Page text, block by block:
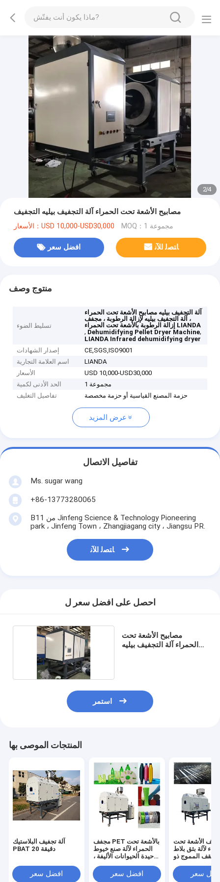
2/4
مصابيح الأشعة تحت الحمراء آلة التجفيف بيليه التجفيف
الأسعار：USD 10,000-USD30,000 MOQ：1 مجموعة
افضل سعر ﺎﺘﺼﻟ ﺍﻶﻧ
منتوج وصف
تسليط الضوء
آلة التجفيف بيليه مصابيح الأشعة تحت الحمراء
، آلة التجفيف بيليه لإزالة الرطوبة ، مجفف
إزالة الرطوبة بالأشعة تحت الحمراء LIANDA
, Dehumidifying Pellet Dryer Machine,
LIANDA Infrared dehumidifying dryer
إصدار الشهادات
CE,SGS,ISO9001
اسم العلامة التجارية
LIANDA
الأسعار
USD 10,000-USD30,000
الحد الأدنى لكمية
1 مجموعة
تفاصيل التغليف
حزمة المصنع القياسية أو حزمة مخصصة
عرض المزيد
تفاصيل الاتصال
Ms. sugar wang
+86-13773280065
B11 من Jinfeng Science & Technology Pioneering
park ، Jinfeng Town ، Zhangjiagang city ، Jiangsu PR.
ﺎﺘﺼﻟ ﺍﻶﻧ
احصل على افضل سعر ل
مصابيح الأشعة تحت
الحمراء آلة التجفيف بيليه
استمر
المنتجات الموصى بها
آلة تجفيف البلاستيك
PBAT 20 دقيقة
افضل سعر
مجفف PET بالأشعة تحت
الحمراء لآلة صنع خيوط
حيدة الحيوانات الأليفة ،
تجفيف 20 دقيقة ، آلة بثق
مكنسة PET
افضل سعر
الأشعة تحت
لآلة بثق بلاط
المموج ذو
الرطوبة النهائية 50 جزء
المليون ، وقت
سعر